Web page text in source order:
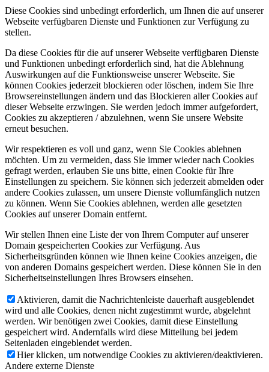
Diese Cookies sind unbedingt erforderlich, um Ihnen die auf unserer
Webseite verfügbaren Dienste und Funktionen zur Verfügung zu
stellen.
Da diese Cookies für die auf unserer Webseite verfügbaren Dienste
und Funktionen unbedingt erforderlich sind, hat die Ablehnung
Auswirkungen auf die Funktionsweise unserer Webseite. Sie
können Cookies jederzeit blockieren oder löschen, indem Sie Ihre
Browsereinstellungen ändern und das Blockieren aller Cookies auf
dieser Webseite erzwingen. Sie werden jedoch immer aufgefordert,
Cookies zu akzeptieren / abzulehnen, wenn Sie unsere Website
erneut besuchen.
Wir respektieren es voll und ganz, wenn Sie Cookies ablehnen
möchten. Um zu vermeiden, dass Sie immer wieder nach Cookies
gefragt werden, erlauben Sie uns bitte, einen Cookie für Ihre
Einstellungen zu speichern. Sie können sich jederzeit abmelden oder
andere Cookies zulassen, um unsere Dienste vollumfänglich nutzen
zu können. Wenn Sie Cookies ablehnen, werden alle gesetzten
Cookies auf unserer Domain entfernt.
Wir stellen Ihnen eine Liste der von Ihrem Computer auf unserer
Domain gespeicherten Cookies zur Verfügung. Aus
Sicherheitsgründen können wie Ihnen keine Cookies anzeigen, die
von anderen Domains gespeichert werden. Diese können Sie in den
Sicherheitseinstellungen Ihres Browsers einsehen.
Aktivieren, damit die Nachrichtenleiste dauerhaft ausgeblendet
wird und alle Cookies, denen nicht zugestimmt wurde, abgelehnt
werden. Wir benötigen zwei Cookies, damit diese Einstellung
gespeichert wird. Andernfalls wird diese Mitteilung bei jedem
Seitenladen eingeblendet werden.
Hier klicken, um notwendige Cookies zu aktivieren/deaktivieren.
Andere externe Dienste